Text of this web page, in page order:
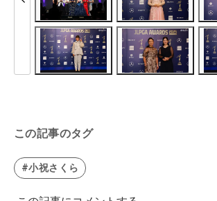
この記事のタグ
#小祝さくら